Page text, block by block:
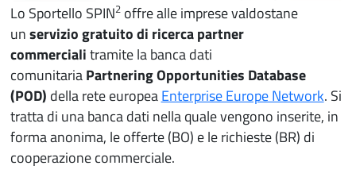
Lo Sportello SPIN2offre alle imprese valdostane
unservizio gratuito di ricerca partner
commercialitramite la banca dati
comunitariaPartnering Opportunities Database
(POD) della rete europeaEnterprise Europe Network. Si
tratta di una banca dati nella quale vengono inserite, in
forma anonima, le offerte (BO) e le richieste (BR) di
cooperazione commerciale.